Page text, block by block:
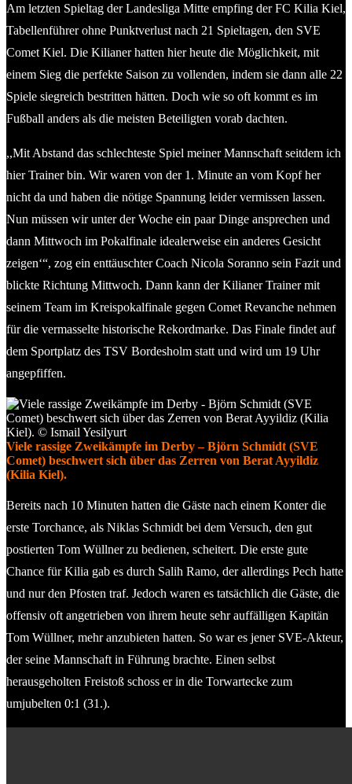
Am letzten Spieltag der Landesliga Mitte empfing der FC Kilia Kiel,
Tabellenführer ohne Punktverlust nach 21 Spieltagen, den SVE
Comet Kiel. Die Kilianer hatten hier heute die Möglichkeit, mit
einem Sieg die perfekte Saison zu vollenden, indem sie dann alle 22
Spiele siegreich bestritten hätten. Doch wie so oft kommt es im
Fußball anders als die meisten Beteiligten vorab dachten.
,,Mit Abstand das schlechteste Spiel meiner Mannschaft seitdem ich
hier Trainer bin. Wir waren von der 1. Minute an vom Kopf her
nicht da und haben die nötige Spannung leider vermissen lassen.
Nun müssen wir unter der Woche ein paar Dinge ansprechen und
dann Mittwoch im Pokalfinale idealerweise ein anderes Gesicht
zeigen‘“, zog ein enttäuschter Coach Nicola Soranno sein Fazit und
blickte Richtung Mittwoch. Dann kann der Kilianer Trainer mit
seinem Team im Kreispokalfinale gegen Comet Revanche nehmen
für die vermasselte historische Rekordmarke. Das Finale findet auf
dem Sportplatz des TSV Bordesholm statt und wird um 19 Uhr
angepfiffen.
Viele rassige Zweikämpfe im Derby – Björn Schmidt (SVE
Comet) beschwert sich über das Zerren von Berat Ayyildiz
(Kilia Kiel).
Bereits nach 10 Minuten hatten die Gäste nach einem Konter die
erste Torchance, als Niklas Schmidt bei dem Versuch, den gut
postierten Tom Wüllner zu bedienen, scheitert. Die erste gute
Chance für Kilia gab es durch Salih Ramo, der allerdings Pech hatte
und nur den Pfosten traf. Jedoch waren es tatsächlich die Gäste, die
offensiv oft angetrieben von ihrem heute sehr auffälligen Kapitän
Tom Wüllner, mehr anzubieten hatten. So war es jener SVE-Akteur,
der seine Mannschaft in Führung brachte. Einen selbst
herausgeholten Freistoß schoss er in die Torwartecke zum
umjubelten 0:1 (31.).